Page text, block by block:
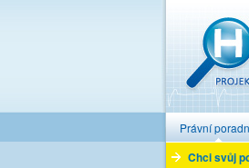
Právní
Chci svůj